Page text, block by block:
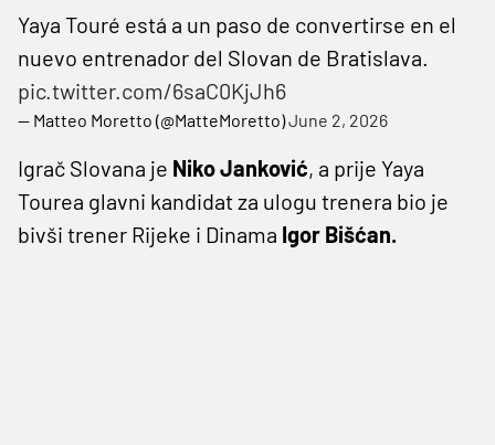
Yaya Touré está a un paso de convertirse en el
nuevo entrenador del Slovan de Bratislava.
pic.twitter.com/6saC0KjJh6
— Matteo Moretto (@MatteMoretto)June 2, 2026
Igrač Slovana je Niko Janković, a prije Yaya
Tourea glavni kandidat za ulogu trenera bio je
bivši trener Rijeke i Dinama Igor Bišćan.